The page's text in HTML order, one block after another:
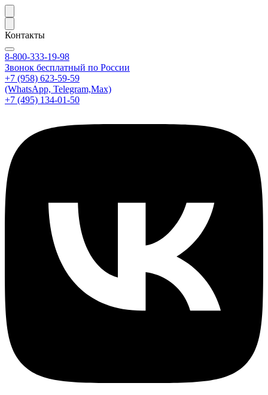
Контакты
8-800-333-19-98
Звонок бесплатный по России
+7 (958) 623-59-59
(WhatsApp, Telegram,Max)
+7 (495) 134-01-50